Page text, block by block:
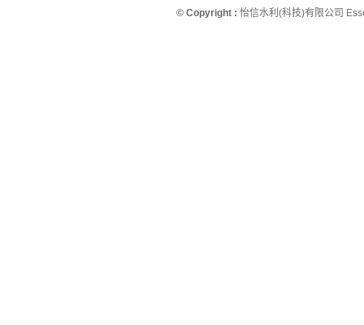
© Copyright : 怡信水利(科技)有限公司